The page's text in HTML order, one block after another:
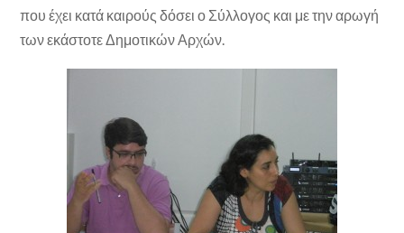
που έχει κατά καιρούς δόσει ο Σύλλογος και με την αρωγή
των εκάστοτε Δημοτικών Αρχών.